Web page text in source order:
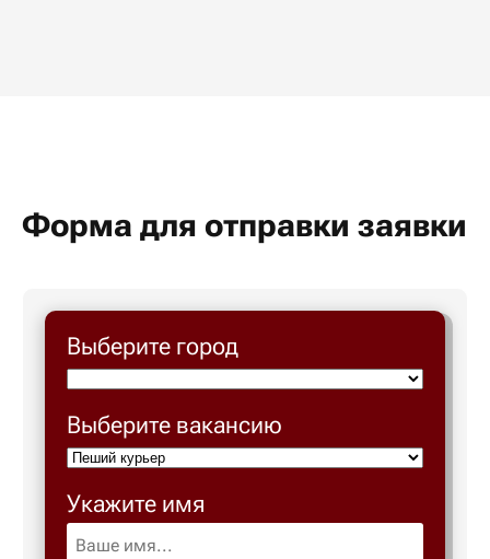
Форма для отправки заявки
Выберите город
Выберите вакансию
Укажите имя